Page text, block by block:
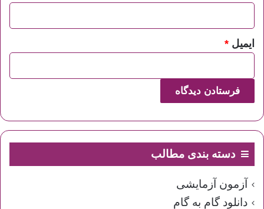
ایمیل *
دسته بندی مطالب
آزمون آزمایشی
دانلود گام به گام